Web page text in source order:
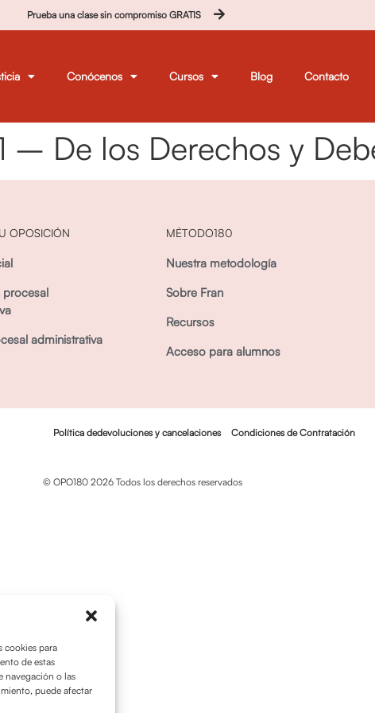
cookies para
de estas
navegación o las
puede afectar
Prueba una clase sin compromiso GRATIS
Conócenos Cursos Blog Contacto
– De los Derechos y
OPOSICIÓN
procesal
administrativa
MÉTODO180
Nuestra metodología
Sobre Fran
Recursos
Acceso para alumnos
Política dedevoluciones y cancelaciones Condiciones de Contratación
© OPO180 2026 Todos los derechos reservados